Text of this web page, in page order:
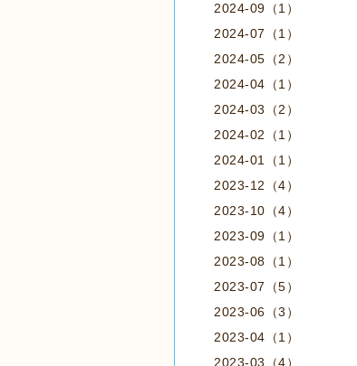
2024-09（1）
2024-07（1）
2024-05（2）
2024-04（1）
2024-03（2）
2024-02（1）
2024-01（1）
2023-12（4）
2023-10（4）
2023-09（1）
2023-08（1）
2023-07（5）
2023-06（3）
2023-04（1）
2023-03（4）